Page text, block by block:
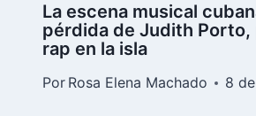
La escena musical
pérdida de Judith Porto,
rap en la isla
Por Rosa Elena Machado 8